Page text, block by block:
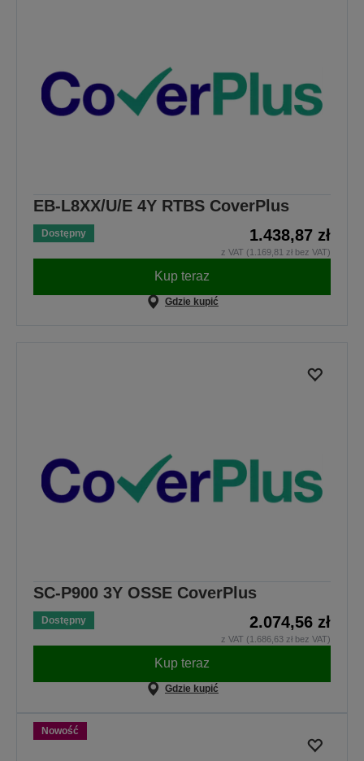
EB-L8XX/U/E 4Y RTBS CoverPlus
Dostępny 1.438,87 zł
z VAT (1.169,81 zł bez VAT)
Kup teraz
Gdzie kupić
SC-P900 3Y OSSE CoverPlus
Dostępny 2.074,56 zł
z VAT (1.686,63 zł bez VAT)
Kup teraz
Gdzie kupić
Nowość